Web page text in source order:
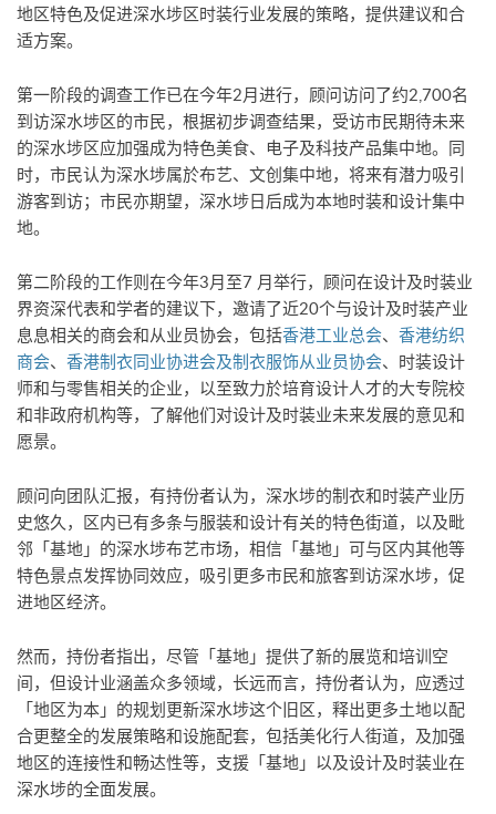
地区特色及促进深水埗区时装行业发展的策略，提供建议和合
适方案。
第一阶段的调查工作已在今年2月进行，顾问访问了约2,700名
到访深水埗区的市民，根据初步调查结果，受访市民期待未来
的深水埗区应加强成为特色美食、电子及科技产品集中地。同
时，市民认为深水埗属於布艺、文创集中地，将来有潜力吸引
游客到访；市民亦期望，深水埗日后成为本地时装和设计集中
地。
第二阶段的工作则在今年3月至7 月举行，顾问在设计及时装业
界资深代表和学者的建议下，邀请了近20个与设计及时装产业
息息相关的商会和从业员协会，包括香港工业总会、 香港纺织
商会、 香港制衣同业协进会及制衣服饰从业员协会、时装设计
师和与零售相关的企业，以至致力於培育设计人才的大专院校
和非政府机构等，了解他们对设计及时装业未来发展的意见和
愿景。
顾问向团队汇报，有持份者认为，深水埗的制衣和时装产业历
史悠久，区内已有多条与服装和设计有关的特色街道，以及毗
邻「基地」的深水埗布艺市场，相信「基地」可与区内其他等
特色景点发挥协同效应，吸引更多市民和旅客到访深水埗，促
进地区经济。
然而，持份者指出，尽管「基地」提供了新的展览和培训空
间，但设计业涵盖众多领域，长远而言，持份者认为，应透过
「地区为本」的规划更新深水埗这个旧区，释出更多土地以配
合更整全的发展策略和设施配套，包括美化行人街道，及加强
地区的连接性和畅达性等，支援「基地」以及设计及时装业在
深水埗的全面发展。